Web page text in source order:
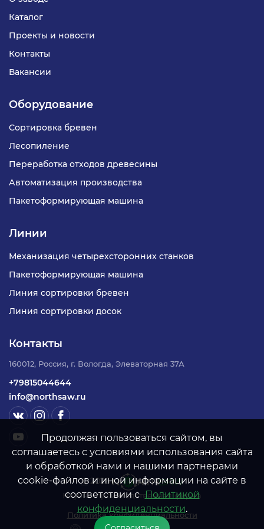
Каталог
Проекты и новости
Контакты
Вакансии
Оборудование
Сортировка бревен
Лесопиление
Переработка отходов древесины
Автоматизация производства
Пакетоформирующая машина
Линии
Механизация четырехсторонних станков
Пакетоформирующая машина
Линия сортировки бревен
Линия сортировки досок
Контакты
160012, Россия, г. Вологда, Элеваторная 37А
+79815044644
info@northsaw.ru
©2026
Научно-производственная фирма
Политика конфиденциальности
Продолжая пользоваться сайтом, вы
соглашаетесь с условиями использования сайта
и обработкой нами и нашими партнерами
cookie-файлов и иной информации на сайте в
соответствии с Политикой
конфиденциальности.